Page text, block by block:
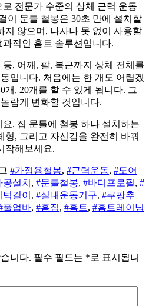
전문가 수준의 상체 근력 운동
이 문틀 철봉은 30초 만에 설치할
지 않으며, 나사나 못 없이 사용할
적인 홈트 솔루션입니다.
, 어깨, 팔, 복근까지 상체 전체를
입니다. 처음에는 한 개도 어렵겠
개, 20개를 할 수 있게 됩니다. 그
랍게 변화할 것입니다.
. 집 문틀에 철봉 하나 설치하는
형, 그리고 자신감을 완전히 바꿔
작해보세요.
#가정용철봉, #근력운동, #도어
설치 , #문틀철봉, #바디프로필, #
걸이 , #실내운동기구, #쿠팡추
풀업바, #홈짐, #홈트, #홈트레이닝
니다. 필수 필드는 *로 표시됩니